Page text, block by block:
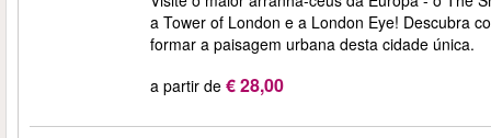
a Tower of London e a London Eye! Descubra
formar a paisagem urbana desta cidade única.
a partir de € 28,00